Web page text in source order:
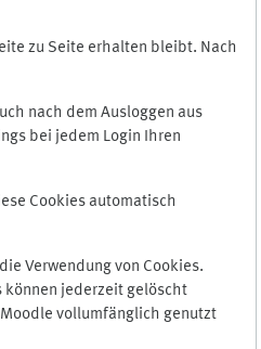
zu Seite erhalten bleibt. Nach
nach dem Ausloggen aus
bei jedem Login Ihren
Cookies automatisch
Verwendung von Cookies.
können jederzeit gelöscht
vollumfänglich genutzt